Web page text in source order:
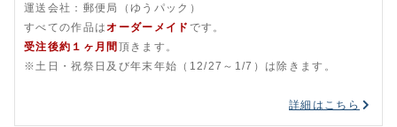
運送会社：郵便局（ゆうパック）
すべての作品はオーダーメイド です。
受注後約１ヶ月間 頂きます。
※土日・祝祭日及び年末年始（12/27～1/7）は除きます。
詳細はこちら